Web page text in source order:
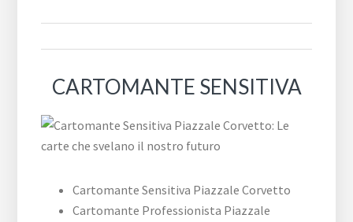
CARTOMANTE SENSITIVA
Cartomante Sensitiva ​Piazzale ​Corvetto
Cartomante Professionista ​Piazzale ​